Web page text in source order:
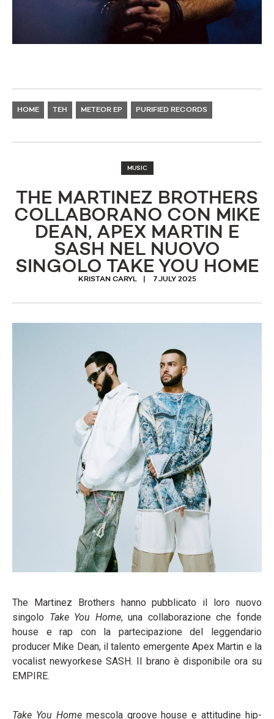
HOME TEH METEOR EP PURIFIED RECORDS
MUSIC
THE MARTINEZ BROTHERS
COLLABORANO CON MIKE
DEAN, APEX MARTIN E
SASH NEL NUOVO
SINGOLO TAKE YOU HOME
KRISTAN CARYL 7 JULY 2025
The Martinez Brothers hanno pubblicato il loro nuovo
singolo Take You Home, una collaborazione che fonde
house e rap con la partecipazione del leggendario
producer Mike Dean, il talento emergente Apex Martin e la
vocalist newyorkese SASH. Il brano è disponibile ora su
EMPIRE.
Take You Homemescola groove house e attitudine hip-